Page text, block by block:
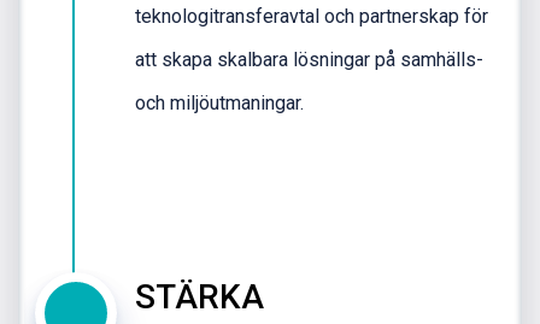
teknologitransferavtal och partnerskap för
att skapa skalbara lösningar på samhälls-
och miljöutmaningar.
STÄRKA